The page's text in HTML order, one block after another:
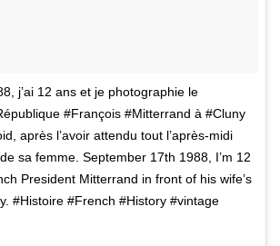
j’ai 12 ans et je photographie le
#François #Mitterrand à #Cluny
après l’avoir attendu tout l’après-midi
sa femme. September 17th 1988, I’m 12
President Mitterrand in front of his wife’s
#Histoire #French #History #vintage